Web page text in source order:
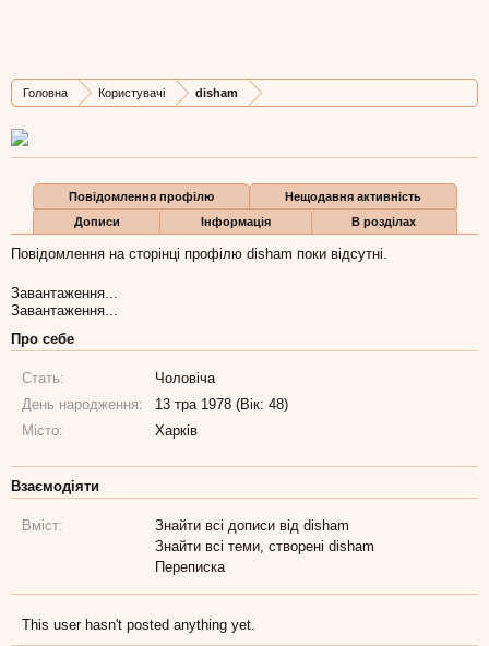
Головна Користувачі disham
Дописів
0
Карма
0
Бали
0
Повідомлення профілю
Нещодавня активність
Дописи
Інформація В розділах
Повідомлення на сторінці профілю disham поки відсутні.
Завантаження...
Завантаження...
Про себе
Стать:
Чоловіча
День народження:
13 тра 1978 (Вік: 48)
Місто:
Харків
Взаємодіяти
Вміст:
Знайти всі дописи від disham
Знайти всі теми, створені disham
Переписка
This user hasn't posted anything yet.